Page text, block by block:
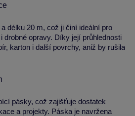
délku 20 m, což ji činí ideální pro
drobné opravy. Díky její průhlednosti
karton i další povrchy, aniž by rušila
pásky, což zajišťuje dostatek
a projekty. Páska je navržena